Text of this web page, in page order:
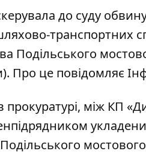
до суду
транспортних
Подільського
Про це повідомляє
прокуратурі, між КП